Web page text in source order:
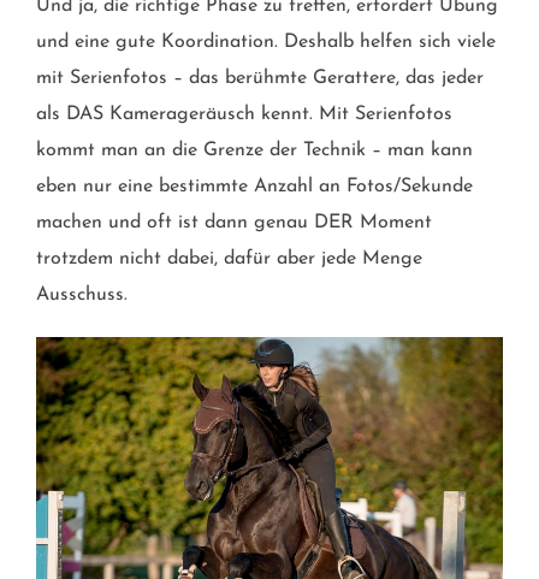
Und ja, die richtige Phase zu treffen, erfordert Übung
und eine gute Koordination. Deshalb helfen sich viele
mit Serienfotos – das berühmte Gerattere, das jeder
als DAS Kamerageräusch kennt. Mit Serienfotos
kommt man an die Grenze der Technik – man kann
eben nur eine bestimmte Anzahl an Fotos/Sekunde
machen und oft ist dann genau DER Moment
trotzdem nicht dabei, dafür aber jede Menge
Ausschuss.